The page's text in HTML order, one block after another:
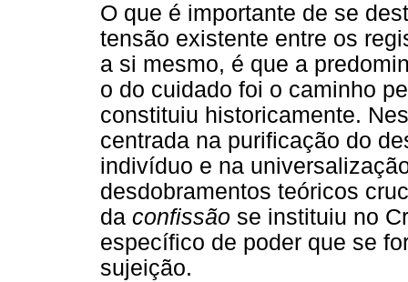
O que é importante de se
tensão existente entre os
a si mesmo, é que a
o do cuidado foi o caminho
constituiu historicamente.
centrada na purificação do
indivíduo e na
desdobramentos teóricos
da confissão se instituiu no
específico de poder que se
sujeição.